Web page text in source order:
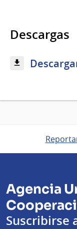
Descargas
Agencia
Suscribirse